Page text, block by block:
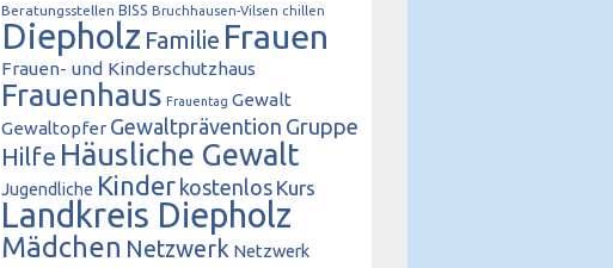
Beratungsstellen BISS Bruchhausen-Vilsen chillen
Diepholz Familie Frauen
Frauen- und Kinderschutzhaus
Frauenhaus Frauentag Gewalt
Gewaltopfer Gewaltprävention Gruppe
Hilfe Häusliche Gewalt
Jugendliche Kinder kostenlos Kurs
Landkreis Diepholz
Mädchen Netzwerk Netzwerk